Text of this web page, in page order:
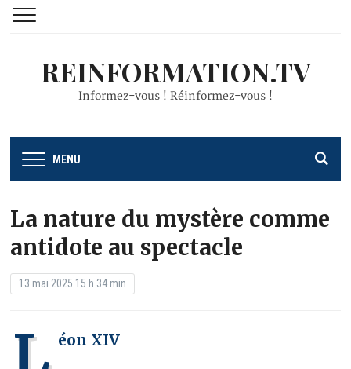
REINFORMATION.TV
Informez-vous ! Réinformez-vous !
MENU
La nature du mystère comme
antidote au spectacle
13 mai 2025 15 h 34 min
éon XIV